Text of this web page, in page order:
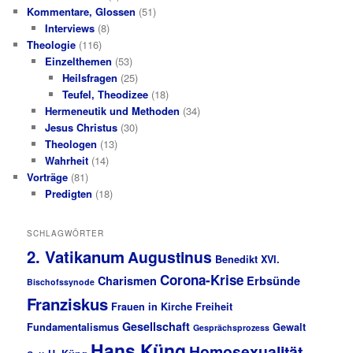
Kommentare, Glossen (51)
Interviews(8)
Theologie (116)
Einzelthemen (53)
Heilsfragen (25)
Teufel, Theodizee (18)
Hermeneutik und Methoden (34)
Jesus Christus(30)
Theologen (13)
Wahrheit(14)
Vorträge (81)
Predigten (18)
SCHLAGWÖRTER
2. VatikanumAugustinus Benedikt XVI.
Bischofssynode Charismen Corona-Krise Erbsünde
Franziskus Frauen in Kirche Freiheit
Fundamentalismus Gesellschaft Gesprächsprozess Gewalt